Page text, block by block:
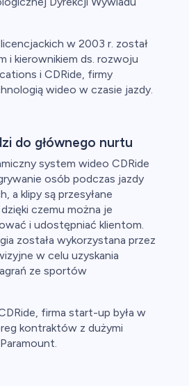
w 2003 r. został
i kierownikiem ds. rozwoju
i CDRide, firmy
wideo w czasie jazdy.
do głównego nurtu
system wideo CDRide
osób podczas jazdy
a klipy są przesyłane
czemu można je
i udostępniać klientom.
została wykorzystana przez
w celu uzyskania
ze sportów
firma start-up była w
kontraktów z dużymi